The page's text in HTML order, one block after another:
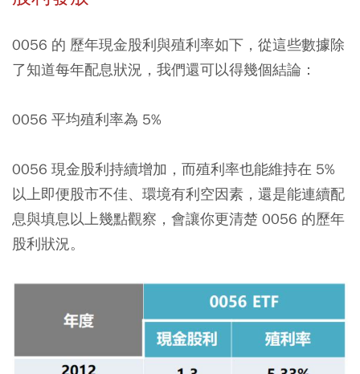
0056 的 歷年現金股利與殖利率如下，從這些數據除
了知道每年配息狀況，我們還可以得幾個結論：
0056 平均殖利率為 5%
0056 現金股利持續增加，而殖利率也能維持在 5%
以上即便股市不佳、環境有利空因素，還是能連續配
息與填息以上幾點觀察，會讓你更清楚 0056 的歷年
股利狀況。